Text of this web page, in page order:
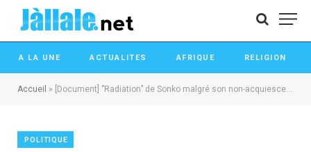
A LA UNE ACTUALITES AFRIQUE RELIGION
Accueil » [Document] ‘’Radiation’’ de Sonko malgré son non-acquiescement : L’acte du greffe qui clôt le débat
POLITIQUE